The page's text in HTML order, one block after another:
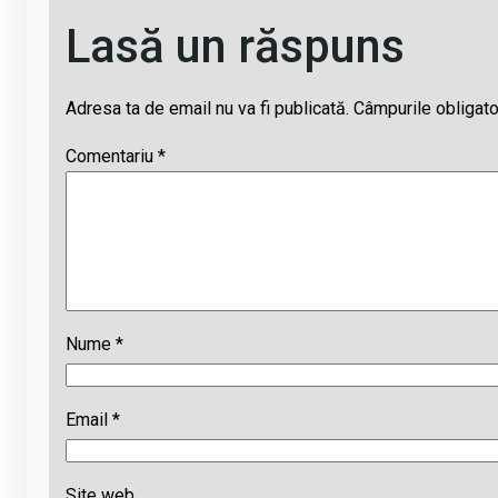
Lasă un răspuns
Adresa ta de email nu va fi publicată. Câmpurile
Comentariu *
Nume *
Email *